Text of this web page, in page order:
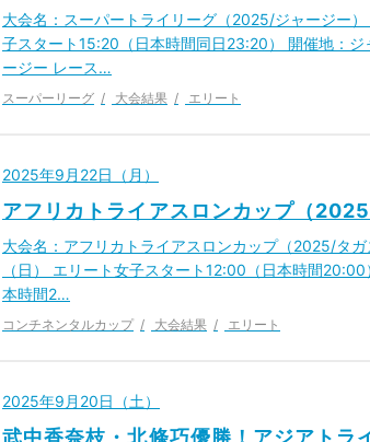
大会名：スーパートライリーグ（2025/ジャージー
子スタート15:20（日本時間同日23:20） 開催地：
ージー レース…
スーパーリーグ 大会結果 エリート
2025年9月22日（月）
アフリカトライアスロンカップ（
大会名：アフリカトライアスロンカップ（2025/タ
（日） エリート女子スタート12:00（日本時間
本時間2…
コンチネンタルカップ 大会結果 エリート
2025年9月20日（土）